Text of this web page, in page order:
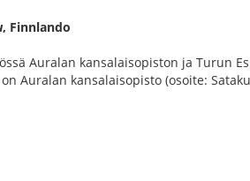
, Finnlando
Auralan kansalaisopiston ja Turun
Auralan kansalaisopisto (osoite: